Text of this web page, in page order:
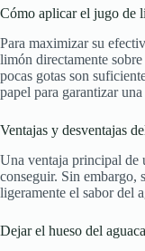
Cómo aplicar el jugo de
Para maximizar su
limón directamente
pocas gotas son
papel para garantizar
Ventajas y desventajas
Una ventaja principal de
conseguir. Sin embargo,
ligeramente el sabor del
Dejar el hueso del